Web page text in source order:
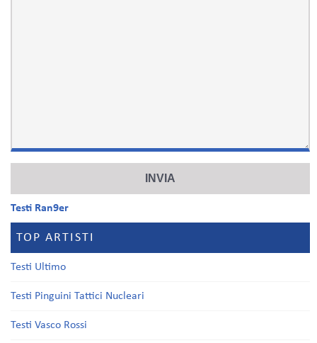
Testi Ran9er
TOP ARTISTI
Testi Ultimo
Testi Pinguini Tattici Nucleari
Testi Vasco Rossi